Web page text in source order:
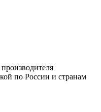
по России и странам